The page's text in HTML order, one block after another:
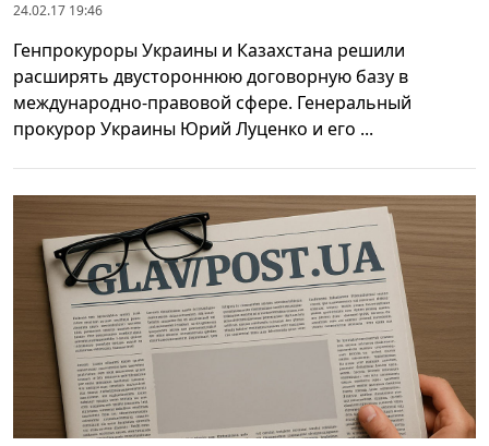
24.02.17 19:46
Генпрокуроры Украины и Казахстана решили
расширять двустороннюю договорную базу в
международно-правовой сфере. Генеральный
прокурор Украины Юрий Луценко и его ...